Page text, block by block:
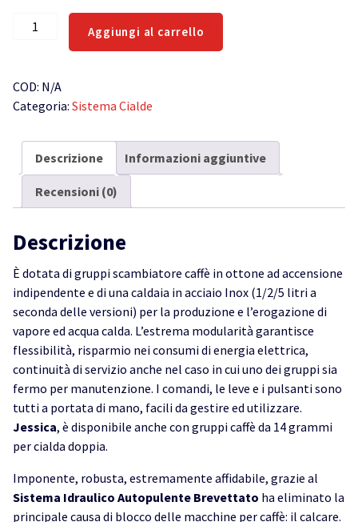
Jessica
gruppi
caffè
quantità
Aggiungi al carrello
COD: N/A
Categoria: Sistema Cialde
Descrizione Informazioni aggiuntive
Recensioni (0)
Descrizione
È dotata di gruppi scambiatore caffè in ottone ad accensione
indipendente e di una caldaia in acciaio Inox (1/2/5 litri a
seconda delle versioni) per la produzione e l’erogazione di
vapore ed acqua calda. L’estrema modularità garantisce
flessibilità, risparmio nei consumi di energia elettrica,
continuità di servizio anche nel caso in cui uno dei gruppi sia
fermo per manutenzione. I comandi, le leve e i pulsanti sono
tutti a portata di mano, facili da gestire ed utilizzare.
Jessica, è disponibile anche con gruppi caffè da 14 grammi
per cialda doppia.
Imponente, robusta, estremamente affidabile, grazie al
Sistema Idraulico Autopulente Brevettato ha eliminato la
principale causa di blocco delle macchine per caffè: il calcare.